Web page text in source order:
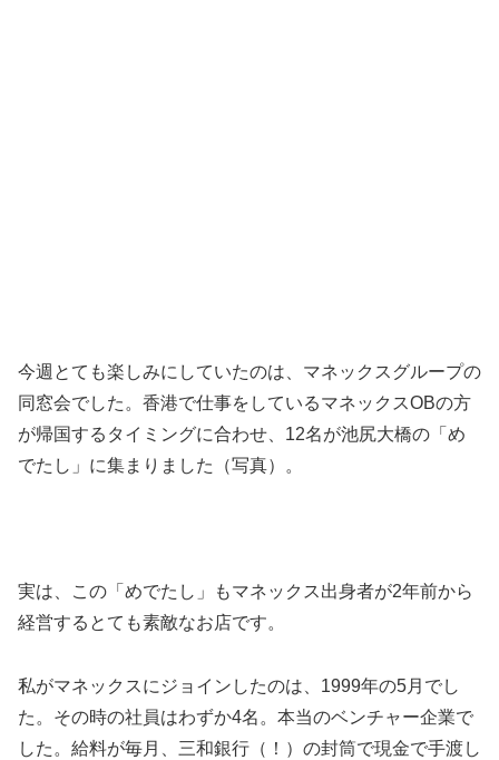
今週とても楽しみにしていたのは、マネックスグループの
同窓会でした。香港で仕事をしているマネックスOBの方
が帰国するタイミングに合わせ、12名が池尻大橋の「め
でたし」に集まりました（写真）。
実は、この「めでたし」もマネックス出身者が2年前から
経営するとても素敵なお店です。
私がマネックスにジョインしたのは、1999年の5月でし
た。その時の社員はわずか4名。本当のベンチャー企業で
した。給料が毎月、三和銀行（！）の封筒で現金で手渡し